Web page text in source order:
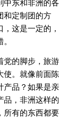
中东和非洲的各
和定制团的方
这是一定的，
党的脚步，旅游
使。就像前面陈
产品？如果是亲
品，非洲这样的
所有的东西都要